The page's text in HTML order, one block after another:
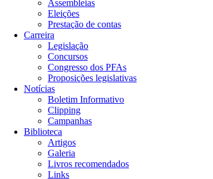
Assembleias
Eleições
Prestação de contas
Carreira
Legislação
Concursos
Congresso dos PFAs
Proposições legislativas
Notícias
Boletim Informativo
Clipping
Campanhas
Biblioteca
Artigos
Galeria
Livros recomendados
Links